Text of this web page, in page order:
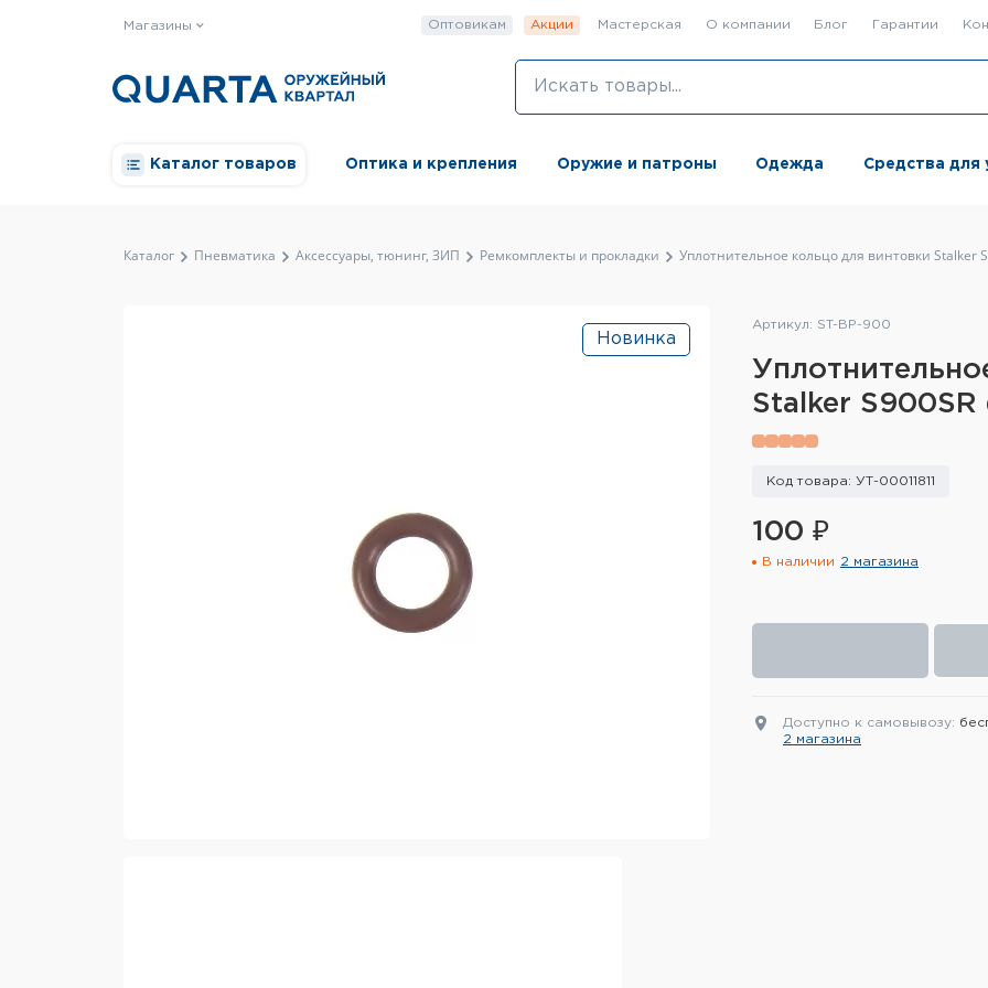
Магазины Оптовикам Акции Мастерская О компании Блог Гарантии
Каталог товаров Оптика и крепления Оружие и патроны Одежда Средства для
Каталог Пневматика Аксессуары, тюнинг, ЗИП Ремкомплекты и прокладки Уплотнительное кольцо для винтовки Stalker
Новинка
Артикул: ST-BP-900
Stalker
Код товара: УТ-00011811
100 ₽
В наличии 2 магазина
Доступно к самовывозу:
2 магазина